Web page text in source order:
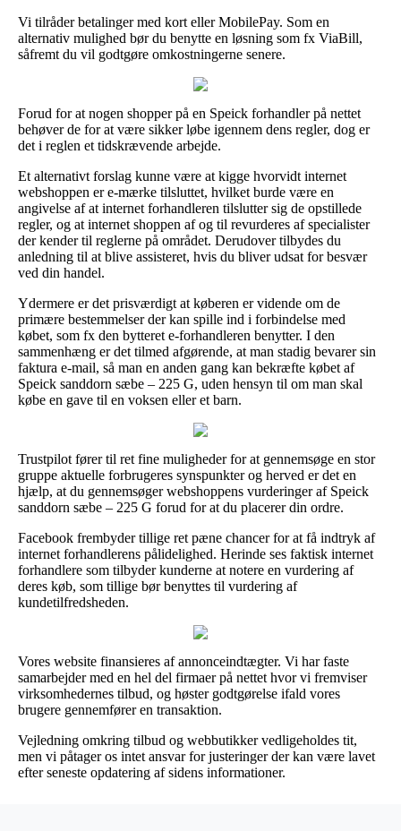
Vi tilråder betalinger med kort eller MobilePay. Som en
alternativ mulighed bør du benytte en løsning som fx ViaBill,
såfremt du vil godtgøre omkostningerne senere.
Forud for at nogen shopper på en Speick forhandler på nettet
behøver de for at være sikker løbe igennem dens regler, dog er
det i reglen et tidskrævende arbejde.
Et alternativt forslag kunne være at kigge hvorvidt internet
webshoppen er e-mærke tilsluttet, hvilket burde være en
angivelse af at internet forhandleren tilslutter sig de opstillede
regler, og at internet shoppen af og til revurderes af specialister
der kender til reglerne på området. Derudover tilbydes du
anledning til at blive assisteret, hvis du bliver udsat for besvær
ved din handel.
Ydermere er det prisværdigt at køberen er vidende om de
primære bestemmelser der kan spille ind i forbindelse med
købet, som fx den bytteret e-forhandleren benytter. I den
sammenhæng er det tilmed afgørende, at man stadig bevarer sin
faktura e-mail, så man en anden gang kan bekræfte købet af
Speick sanddorn sæbe – 225 G, uden hensyn til om man skal
købe en gave til en voksen eller et barn.
Trustpilot fører til ret fine muligheder for at gennemsøge en stor
gruppe aktuelle forbrugeres synspunkter og herved er det en
hjælp, at du gennemsøger webshoppens vurderinger af Speick
sanddorn sæbe – 225 G forud for at du placerer din ordre.
Facebook frembyder tillige ret pæne chancer for at få indtryk af
internet forhandlerens pålidelighed. Herinde ses faktisk internet
forhandlere som tilbyder kunderne at notere en vurdering af
deres køb, som tillige bør benyttes til vurdering af
kundetilfredsheden.
Vores website finansieres af annonceindtægter. Vi har faste
samarbejder med en hel del firmaer på nettet hvor vi fremviser
virksomhedernes tilbud, og høster godtgørelse ifald vores
brugere gennemfører en transaktion.
Vejledning omkring tilbud og webbutikker vedligeholdes tit,
men vi påtager os intet ansvar for justeringer der kan være lavet
efter seneste opdatering af sidens informationer.